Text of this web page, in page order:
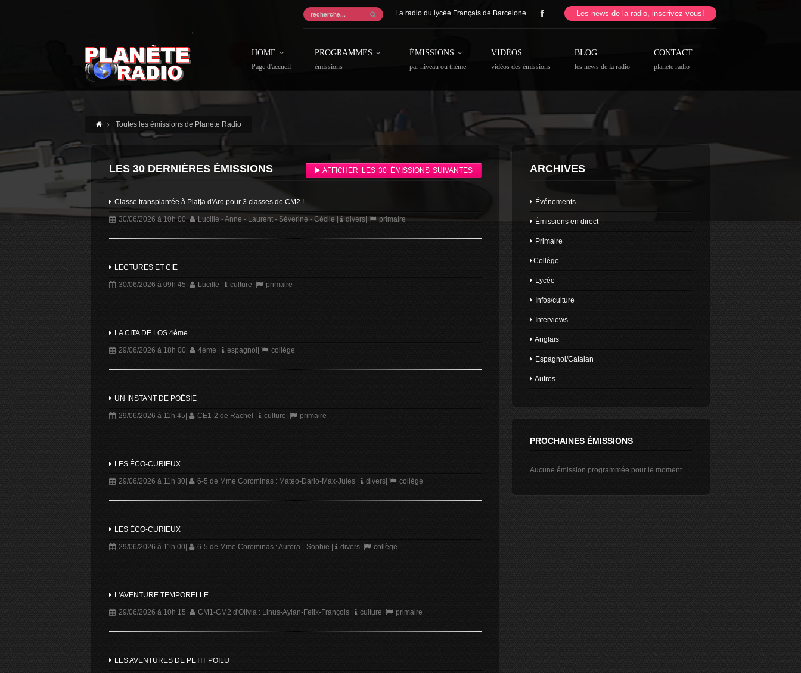
Les news de la radio, inscrivez-vous!
La radio du lycée Français de Barcelone
'
HOME
Page d'accueil
PROGRAMMES
émissions
ÉMISSIONS
par niveau ou thème
VIDÉOS
vidéos des émissions
BLOG
les news de la radio
CONTACT
planete radio
Toutes les émissions de Planète Radio
LES 30 DERNIÈRES ÉMISSIONS AFFICHER LES 30 ÉMISSIONS SUIVANTES
Classe transplantée à Platja d'Aro pour 3 classes de CM2 !
30/06/2026 à 10h 00| Lucille - Anne - Laurent - Séverine - Cécile divers| primaire
LECTURES ET CIE
30/06/2026 à 09h 45 Lucille culture primaire
LA CITA DE LOS 4ème
29/06/2026 à 18h 00 4ème espagnol collège
UN INSTANT DE POÉSIE
29/06/2026 à 11h 45 CE1-2 de Rachel culture primaire
LES ÉCO-CURIEUX
29/06/2026 à 11h 30 6-5 de Mme Corominas : Mateo-Dario-Max-Jules| divers| collège
LES ÉCO-CURIEUX
29/06/2026 à 11h 00| 6-5 de Mme Corominas : Aurora - Sophie divers| collège
L'AVENTURE TEMPORELLE
29/06/2026 à 10h 15 CM1-CM2 d'Olivia : Linus-Aylan-Felix-François| culture primaire
LES AVENTURES DE PETIT POILU
ARCHIVES
Événements
Émissions en direct
Primaire
Collège
Lycée
Infos/culture
Interviews
Anglais
Espagnol/Catalan
Autres
PROCHAINES ÉMISSIONS
Aucune émission programmée pour le moment